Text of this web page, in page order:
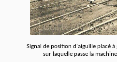
Signal de position d'aiguille placé
sur laquelle passe la